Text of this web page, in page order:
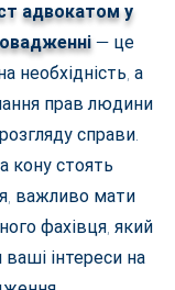
адвокатом у
— це
необхідність, а
прав людини
справи.
кону стоять
важливо мати
фахівця, який
інтереси на